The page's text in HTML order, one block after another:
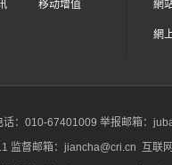
移动增值 網
網
：010-67401009 举报邮箱：
监督邮箱：jiancha@cri.cn 互联